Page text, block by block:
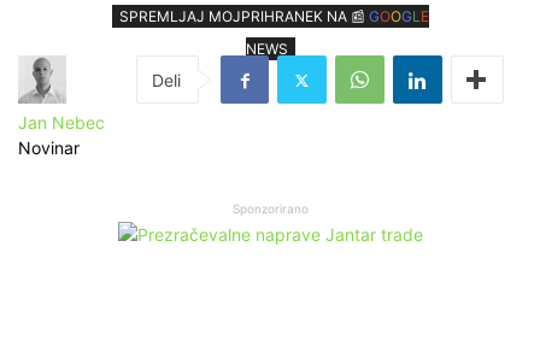
SPREMLJAJ MOJPRIHRANEK NA 📰 GOOGLE
NEWS
Jan Nebec
Novinar
Sponzorirano